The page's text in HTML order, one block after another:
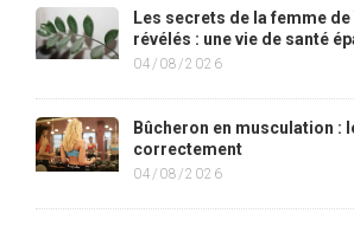
Les secrets de la femme de
révélés : une vie de santé
04/08/2026
Bûcheron en musculation :
correctement
04/08/2026